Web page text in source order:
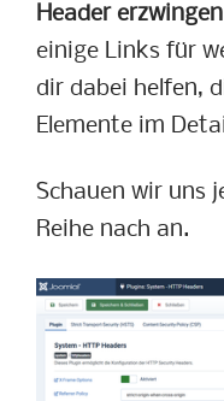
Header erzwingen
einige Links für
dir dabei helfen,
Elemente im
Schauen wir uns
Reihe nach an.